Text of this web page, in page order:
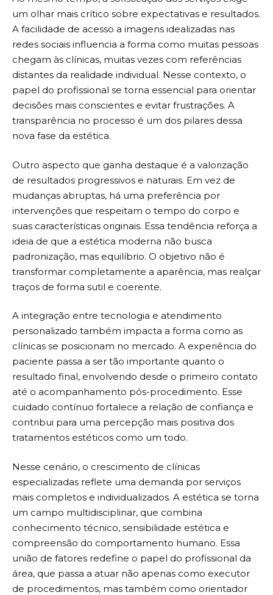
um olhar mais crítico sobre expectativas e resultados.
A facilidade de acesso a imagens idealizadas nas
redes sociais influencia a forma como muitas pessoas
chegam às clínicas, muitas vezes com referências
distantes da realidade individual. Nesse contexto, o
papel do profissional se torna essencial para orientar
decisões mais conscientes e evitar frustrações. A
transparência no processo é um dos pilares dessa
nova fase da estética.
Outro aspecto que ganha destaque é a valorização
de resultados progressivos e naturais. Em vez de
mudanças abruptas, há uma preferência por
intervenções que respeitam o tempo do corpo e
suas características originais. Essa tendência reforça a
ideia de que a estética moderna não busca
padronização, mas equilíbrio. O objetivo não é
transformar completamente a aparência, mas realçar
traços de forma sutil e coerente.
A integração entre tecnologia e atendimento
personalizado também impacta a forma como as
clínicas se posicionam no mercado. A experiência do
paciente passa a ser tão importante quanto o
resultado final, envolvendo desde o primeiro contato
até o acompanhamento pós-procedimento. Esse
cuidado contínuo fortalece a relação de confiança e
contribui para uma percepção mais positiva dos
tratamentos estéticos como um todo.
Nesse cenário, o crescimento de clínicas
especializadas reflete uma demanda por serviços
mais completos e individualizados. A estética se torna
um campo multidisciplinar, que combina
conhecimento técnico, sensibilidade estética e
compreensão do comportamento humano. Essa
união de fatores redefine o papel do profissional da
área, que passa a atuar não apenas como executor
de procedimentos, mas também como orientador